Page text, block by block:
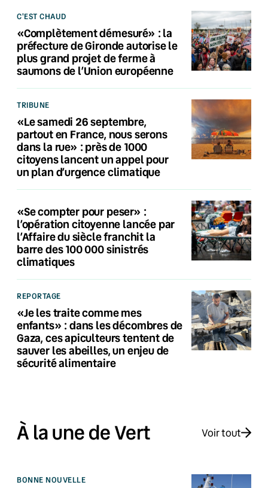
C'EST CHAUD
«Complètement démesuré» : la
préfecture de Gironde autorise le
plus grand projet de ferme à
saumons de l’Union européenne
TRIBUNE
«Le samedi 26 septembre,
partout en France, nous serons
dans la rue» : près de 1000
citoyens lancent un appel pour
un plan d’urgence climatique
«Se compter pour peser» :
l’opération citoyenne lancée par
l’Affaire du siècle franchit la
barre des 100 000 sinistrés
climatiques
REPORTAGE
«Je les traite comme mes
enfants» : dans les décombres de
Gaza, ces apiculteurs tentent de
sauver les abeilles, un enjeu de
sécurité alimentaire
À la une de Vert Voir tout
BONNE NOUVELLE